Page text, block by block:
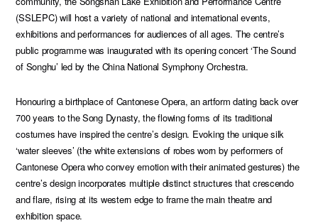
(SSLEPC) will host a variety of national and international events,
exhibitions and performances for audiences of all ages. The centre’s
public programme was inaugurated with its opening concert ‘The Sound
of Songhu’ led by the China National Symphony Orchestra.
Honouring a birthplace of Cantonese Opera, an artform dating back over
700 years to the Song Dynasty, the flowing forms of its traditional
costumes have inspired the centre’s design. Evoking the unique silk
‘water sleeves’ (the white extensions of robes worn by performers of
Cantonese Opera who convey emotion with their animated gestures) the
centre’s design incorporates multiple distinct structures that crescendo
and flare, rising at its western edge to frame the main theatre and
exhibition space.